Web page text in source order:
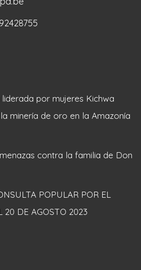
liderada por mujeres Kichwa
minería de oro en la Amazonía
contra la familia de Don
POPULAR POR EL
20 DE AGOSTO 2023